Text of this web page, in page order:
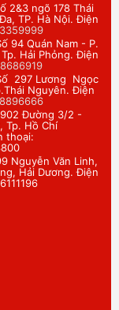
2&3 ngõ 178 Thái
TP. Hà Nội. Điện
94 Quán Nam - P.
Hải Phỏng. Điện
297 Lương Ngọc
Nguyên. Điện
Đường 3/2 -
Tp. Hồ Chí
thoại:
Nguyễn Văn Linh,
Hải Dương. Điện